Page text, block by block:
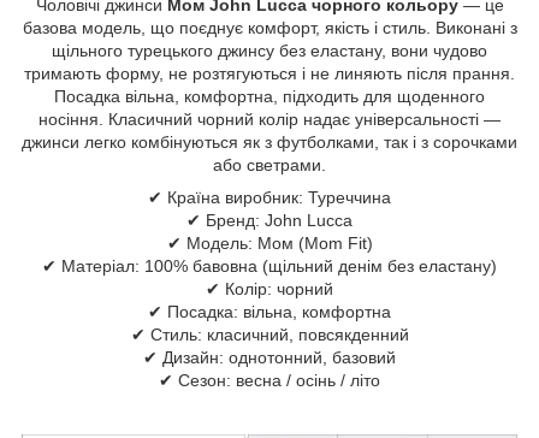
Чоловічі джинси Мом John Lucca чорного кольору— це
базова модель, що поєднує комфорт, якість і стиль. Виконані з
щільного турецького джинсу без еластану, вони чудово
тримають форму, не розтягуються і не линяють після прання.
Посадка вільна, комфортна, підходить для щоденного
носіння. Класичний чорний колір надає універсальності —
джинси легко комбінуються як з футболками, так і з сорочками
або светрами.
✔ Країна виробник: Туреччина
✔ Бренд: John Lucca
✔ Модель: Мом (Mom Fit)
✔ Матеріал: 100% бавовна (щільний денім без еластану)
✔ Колір: чорний
✔ Посадка: вільна, комфортна
✔ Стиль: класичний, повсякденний
✔ Дизайн: однотонний, базовий
✔ Сезон: весна / осінь / літо